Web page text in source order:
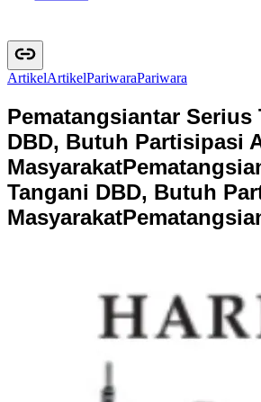
ArtikelArtikelPariwaraPariwara
Pematangsiantar Serius
DBD, Butuh Partisipasi
Masyarakat
Tangani DBD, Butuh
MasyarakatPematangsia